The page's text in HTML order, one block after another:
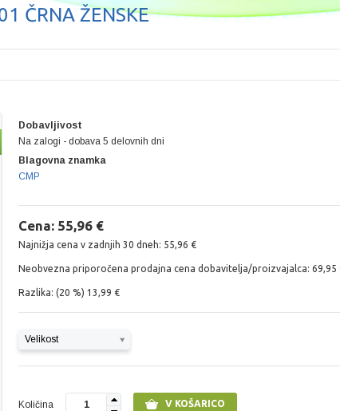
ČRNA ŽENSKE
Dobavljivost
Na zalogi - dobava 5 delovnih dni
Blagovna znamka
CMP
Cena: 55,96 €
Najnižja cena v zadnjih 30 dneh: 55,96 €
Neobvezna priporočena prodajna cena dobavitelja/proizvajalca: 69,95
Razlika: (20 %) 13,99 €
Velikost
Količina 1 V KOŠARICO